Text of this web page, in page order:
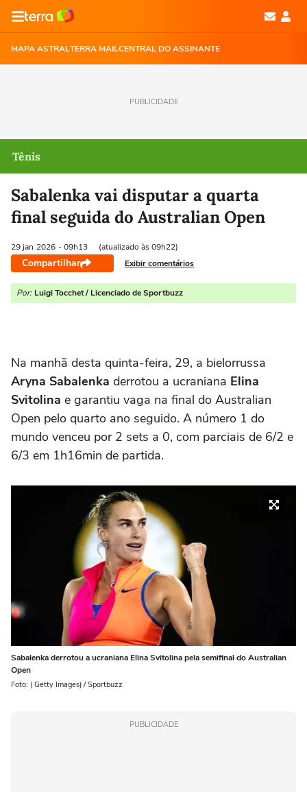
MAPA ASTRALTERRA MAILCENTRAL DO ASSINANTE
PUBLICIDADE
Tênis
Sabalenka vai disputar a quarta
final seguida do Australian Open
29 jan 2026 - 09h13 (atualizado às 09h22)
Compartilhar Exibir comentários
Por: Luigi Tocchet / Licenciado de Sportbuzz
Na manhã desta quinta-feira, 29, a bielorrussa
Aryna Sabalenka derrotou a ucraniana Elina
Svitolina e garantiu vaga na final do Australian
Open pelo quarto ano seguido. A número 1 do
mundo venceu por 2 sets a 0, com parciais de 6/2 e
6/3 em 1h16min de partida.
Sabalenka derrotou a ucraniana Elina Svitolina pela semifinal do Australian
Open
Foto: ( Getty Images) / Sportbuzz
PUBLICIDADE